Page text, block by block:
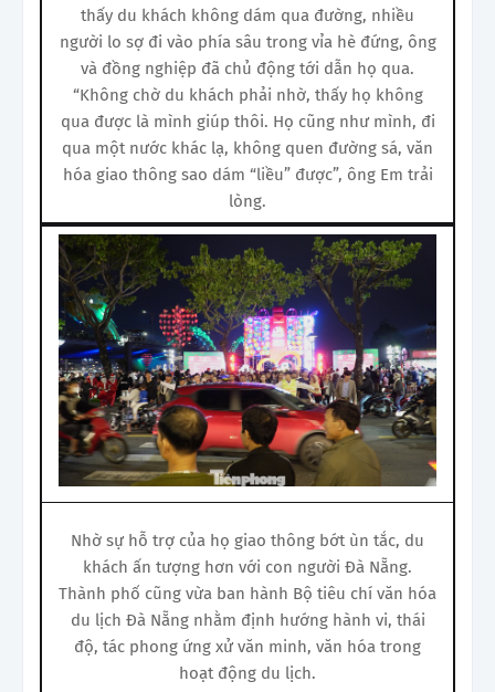
thấy du khách không dám qua đường, nhiều
người lo sợ đi vào phía sâu trong vỉa hè đứng, ông
và đồng nghiệp đã chủ động tới dẫn họ qua.
“Không chờ du khách phải nhờ, thấy họ không
qua được là mình giúp thôi. Họ cũng như mình, đi
qua một nước khác lạ, không quen đường sá, văn
hóa giao thông sao dám “liều” được”, ông Em trải
lòng.
Nhờ sự hỗ trợ của họ giao thông bớt ùn tắc, du
khách ấn tượng hơn với con người Đà Nẵng.
Thành phố cũng vừa ban hành Bộ tiêu chí văn hóa
du lịch Đà Nẵng nhằm định hướng hành vi, thái
độ, tác phong ứng xử văn minh, văn hóa trong
hoạt động du lịch.